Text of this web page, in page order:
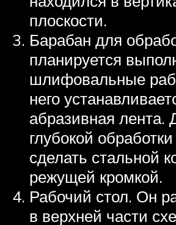
плоскости.
Барабан для
планируется
шлифовальные
него
абразивная лента.
глубокой
сделать стальной
режущей кромкой.
Рабочий стол. Он
в верхней части